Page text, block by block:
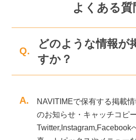
よくある質
Q.
どのような情報が
すか？
A.
NAVITIMEで保有する掲載
のお知らせ・キャッチコピ
Twitter,Instagram,Facebook